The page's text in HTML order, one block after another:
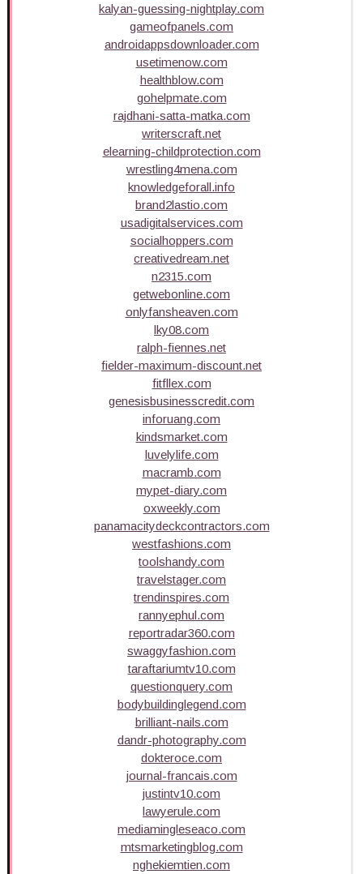
kalyan-guessing-nightplay.com
gameofpanels.com
androidappsdownloader.com
usetimenow.com
healthblow.com
gohelpmate.com
rajdhani-satta-matka.com
writerscraft.net
elearning-childprotection.com
wrestling4mena.com
knowledgeforall.info
brand2lastio.com
usadigitalservices.com
socialhoppers.com
creativedream.net
n2315.com
getwebonline.com
onlyfansheaven.com
lky08.com
ralph-fiennes.net
fielder-maximum-discount.net
fitfllex.com
genesisbusinesscredit.com
inforuang.com
kindsmarket.com
luvelylife.com
macramb.com
mypet-diary.com
oxweekly.com
panamacitydeckcontractors.com
westfashions.com
toolshandy.com
travelstager.com
trendinspires.com
rannyephul.com
reportradar360.com
swaggyfashion.com
taraftariumtv10.com
questionquery.com
bodybuildinglegend.com
brilliant-nails.com
dandr-photography.com
dokteroce.com
journal-francais.com
justintv10.com
lawyerule.com
mediamingleseaco.com
mtsmarketingblog.com
nghekiemtien.com